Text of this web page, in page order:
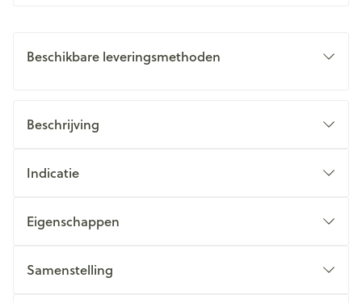
Beschikbare leveringsmethoden
Beschrijving
Indicatie
Eigenschappen
Samenstelling